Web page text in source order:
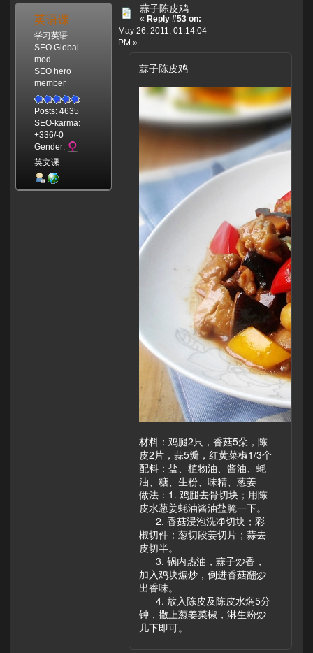
英语课
学习英语
SEO Global
mod
SEO hero
member
Posts: 4635
SEO-karma:
+336/-0
Gender:
英文课
蒜子陈皮鸡
« Reply #53 on:
May 26, 2011, 01:14:04
PM »
蒜子陈皮鸡
材料：鸡腿2只，香菇5朵，陈
皮2片，蒜5瓣，红黄菜椒1/3个
配料：盐、植物油、酱油、蚝
油、糖、生粉、味精、葱姜
做法：1. 鸡腿去骨切块；用陈
皮水葱姜蚝油酱油盐腌一下。
2. 香菇浸泡洗净切块；彩
椒切件；葱切段姜切片；蒜去
皮切半。
3. 锅内热油，蒜子炒香，
加入鸡块煸炒，倒进香菇翻炒
出香味。
4. 放入陈皮及陈皮水焖5分
钟，撒上葱姜菜椒，淋生粉炒
几下即可。